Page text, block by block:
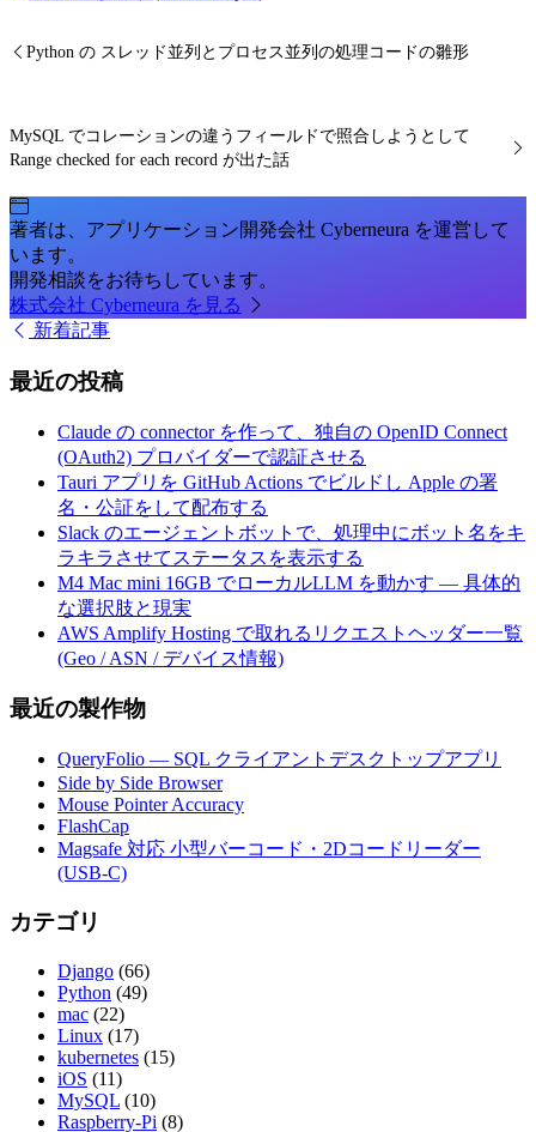
Python の スレッド並列とプロセス並列の処理コードの雛形
MySQL でコレーションの違うフィールドで照合しようとして
Range checked for each record が出た話
著者は、アプリケーション開発会社 Cyberneura を運営して
います。
開発相談をお待ちしています。
株式会社 Cyberneura を見る
新着記事
最近の投稿
Claude の connector を作って、独自の OpenID Connect
(OAuth2) プロバイダーで認証させる
Tauri アプリを GitHub Actions でビルドし Apple の署
名・公証をして配布する
Slack のエージェントボットで、処理中にボット名をキ
ラキラさせてステータスを表示する
M4 Mac mini 16GB でローカルLLM を動かす — 具体的
な選択肢と現実
AWS Amplify Hosting で取れるリクエストヘッダー一覧
(Geo / ASN / デバイス情報)
最近の製作物
QueryFolio — SQL クライアントデスクトップアプリ
Side by Side Browser
Mouse Pointer Accuracy
FlashCap
Magsafe 対応 小型バーコード・2Dコードリーダー
(USB-C)
カテゴリ
Django (66)
Python (49)
mac (22)
Linux (17)
kubernetes (15)
iOS (11)
MySQL (10)
Raspberry-Pi (8)